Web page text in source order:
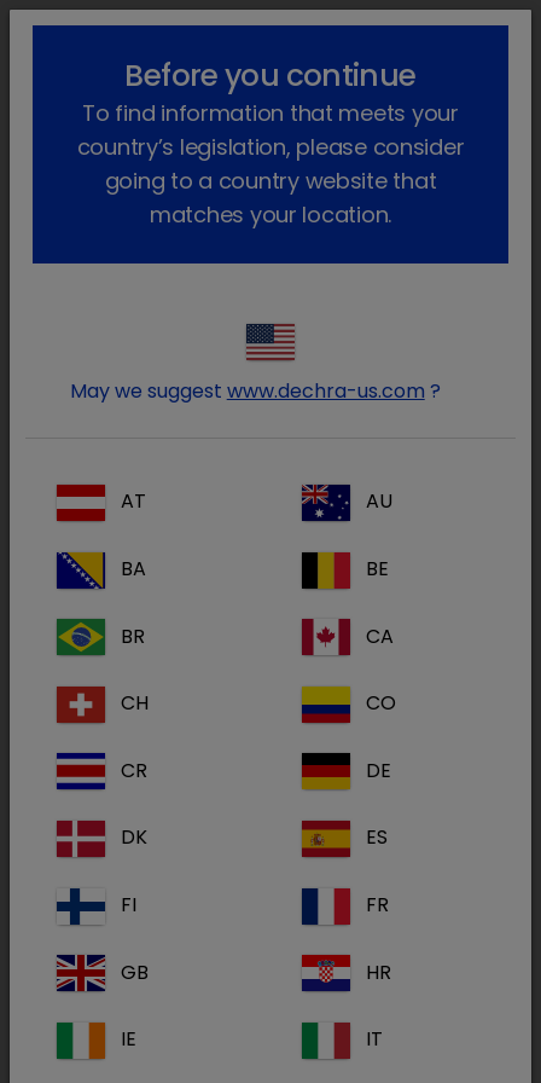
lock_outline search menu
Notícias
Webinar Elena Fenollosa
Webinar sobre O exame
oftalmológico Como tirar o
máximo partido dele?
Elena Fenollosa falará sobre o assunto na
terça-feira, 7 de novembro, às 13 horas.
A oftalmologia é uma área em crescimento na
medicina veterinária e o exame oftalmológico
é essencial para um correto diagnóstico..
Neste Webinar, Elena explicará como realizar o
exame oftalmológico da forma mais correta
possível, aproveitando ao máximo o
equipamento de oftalmologia que temos na
clínica.
O webinar será em castelhano.
Elena Fenollosa Diplomada Europeia em
Oftalmologia do Hospital de Referência da
Before you continue
To find information that meets your
country’s legislation, please consider
going to a country website that
matches your location.
May we suggest www.dechra-us.com ?
AT AU
BA BE
BR CA
CH CO
CR DE
DK ES
FI FR
GB HR
IE IT